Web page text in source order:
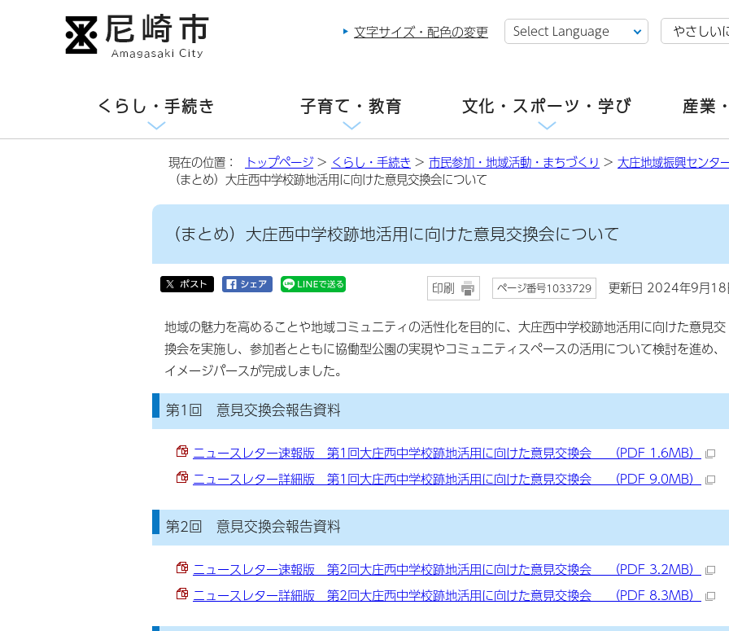
文字サイズ・配色の変更 やさしい
くらし・手続き 子育て・教育 文化・スポーツ・学び 産業
現在の位置： トップページ> くらし・手続き > 市民参加・地域活動・まちづくり > 大庄地域振興セン
（まとめ）大庄西中学校跡地活用に向けた意見交換会について
（まとめ）大庄西中学校跡地活用に向けた意見交換会について
印刷 ページ番号1033729 更新日 2024年9月18
地域の魅力を高めることや地域コミュニティの活性化を目的に、大庄西中学校跡地活用に向けた意見交
換会を実施し、参加者とともに協働型公園の実現やコミュニティスペースの活用について検討を進め、
イメージパースが完成しました。
第1回 意見交換会報告資料
ニュースレター速報版 第1回大庄西中学校跡地活用に向けた意見交換会 （PDF 1.6MB）
ニュースレター詳細版 第1回大庄西中学校跡地活用に向けた意見交換会 （PDF 9.0MB）
第2回 意見交換会報告資料
ニュースレター速報版 第2回大庄西中学校跡地活用に向けた意見交換会 （PDF 3.2MB）
ニュースレター詳細版 第2回大庄西中学校跡地活用に向けた意見交換会 （PDF 8.3MB）